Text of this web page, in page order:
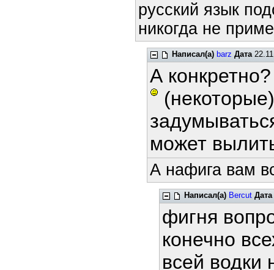
русский язык
никогда не
Написал(а) barz Дата
А
может
А нафига вам
Написал(а) Bercut Дата
фигня
конечно
всей водки